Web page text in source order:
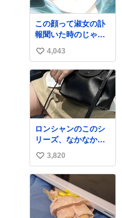
この顔って淑女の訃
報聞いた時のじゃな
いの(((
い
い
ね
数
4,043
ロンシャンのこのシ
リーズ、なかなか安
くならないのにセー
ル価格になってる🖤
✨レザーなのが反則
級にかわいい。持っ
てるだけでコーデが
格上げされる。
い
い
ね
3,820